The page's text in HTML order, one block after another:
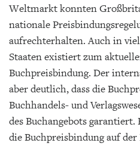
Weltmarkt konnten
nationale
aufrechterhalten. Auch in
Staaten existiert zum
Buchpreisbindung. Der
aber deutlich, dass die
Buchhandels- und
des Buchangebots
die Buchpreisbindung auf der